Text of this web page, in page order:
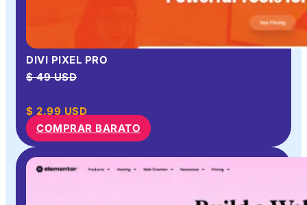
DIVI PIXEL PRO
$ 49 USD
$ 2.99 USD
COMPRAR BARATO